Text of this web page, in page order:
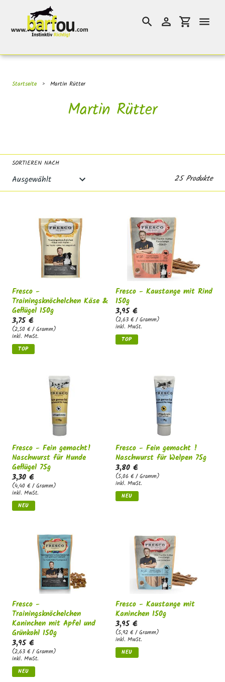
Inhalt
SuchenEinloggen
Startseite › Martin Rütter
S
l
n
g
:
Martin Rütter
SORTIEREN NACH
25 Produkte
Fresco -
Trainingsknöchelchen Käse &
Geflügel 150g
3,75 €
(2,50 € / Gramm)
inkl. MwSt.
TOP
Fresco - Kaustange mit Rind
150g
3,95 €
(2,63 € / Gramm)
inkl. MwSt.
TOP
Fresco - Fein gemacht!
Naschwurst für Hunde
Geflügel 75g
3,30 €
(4,40 € / Gramm)
inkl. MwSt.
NEU
Fresco - Fein gemacht !
Naschwurst für Welpen 75g
3,80 €
(5,06 € / Gramm)
inkl. MwSt.
NEU
Fresco -
Trainingsknöchelchen
Kaninchen mit Apfel und
Grünkohl 150g
3,95 €
(2,63 € / Gramm)
inkl. MwSt.
NEU
Fresco - Kaustange mit
Kaninchen 150g
3,95 €
(5,92 € / Gramm)
inkl. MwSt.
NEU